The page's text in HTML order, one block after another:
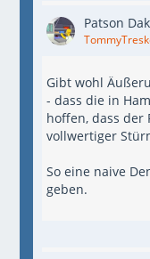
Patson
Gibt wohl
- dass die in
hoffen, dass der
vollwertiger
So eine naive
geben.